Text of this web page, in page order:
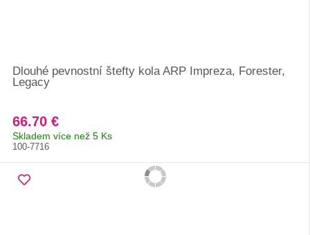
Dlouhé pevnostní štefty kola ARP Impreza, Forester,
Legacy
66.70 €
Skladem více než 5 Ks
100-7716